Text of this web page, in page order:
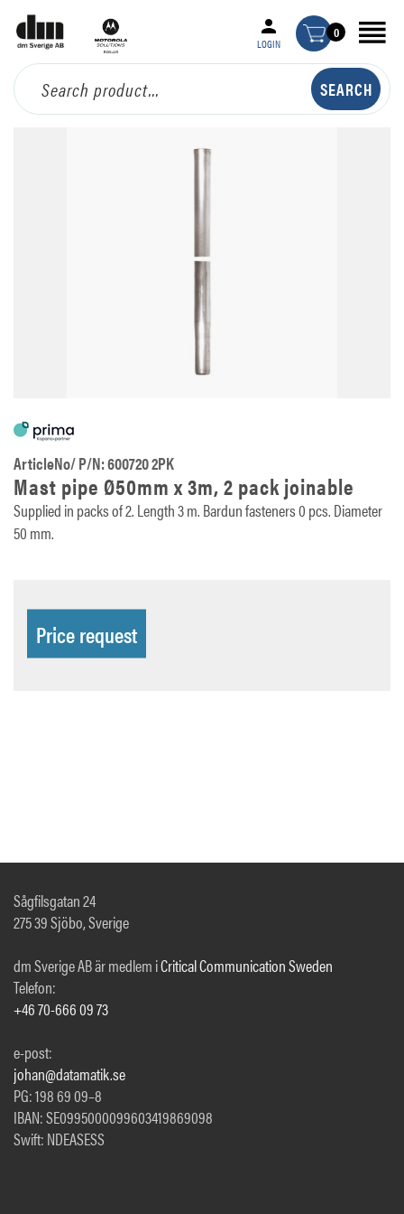
LOGIN
0
ArticleNo/ P/N: 600720 2PK
Mast pipe Ø50mm x 3m, 2 pack joinable
Supplied in packs of 2. Length 3 m. Bardun fasteners 0 pcs. Diameter
50 mm.
Price request
Sågfilsgatan 24
275 39 Sjöbo, Sverige
dm Sverige AB är medlem iCritical Communication Sweden
Telefon:
+46 70-666 09 73
e-post:
johan@datamatik.se
PG: 198 69 09–8
IBAN: SE0995000099603419869098
Swift: NDEASESS